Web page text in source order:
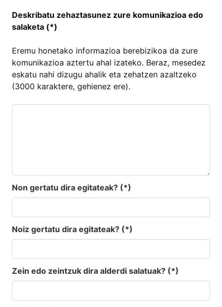
Deskribatu zehaztasunez zure komunikazioa edo
salaketa (*)
Eremu honetako informazioa berebizikoa da zure
komunikazioa aztertu ahal izateko. Beraz, mesedez
eskatu nahi dizugu ahalik eta zehatzen azaltzeko
(3000 karaktere, gehienez ere).
Non gertatu dira egitateak? (*)
Noiz gertatu dira egitateak? (*)
Zein edo zeintzuk dira alderdi salatuak? (*)